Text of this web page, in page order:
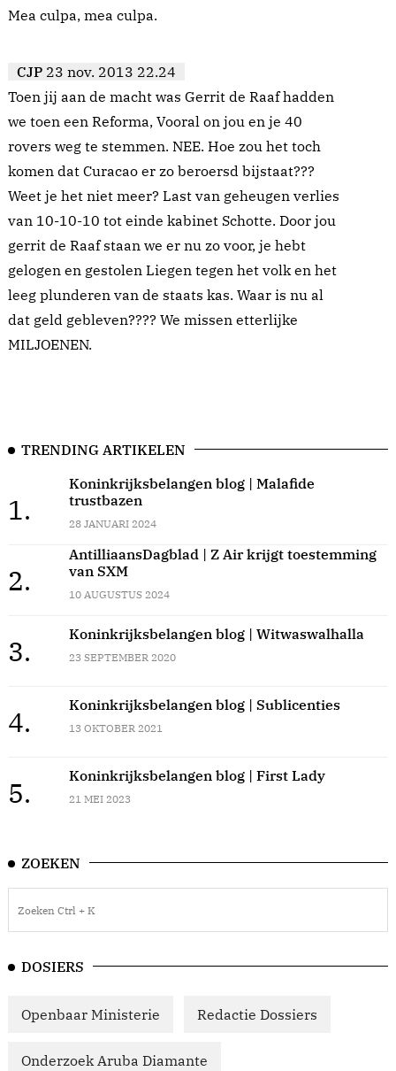
Mea culpa, mea culpa.
CJP 23 nov. 2013 22.24
Toen jij aan de macht was Gerrit de Raaf hadden
we toen een Reforma, Vooral on jou en je 40
rovers weg te stemmen. NEE. Hoe zou het toch
komen dat Curacao er zo beroersd bijstaat???
Weet je het niet meer? Last van geheugen verlies
van 10-10-10 tot einde kabinet Schotte. Door jou
gerrit de Raaf staan we er nu zo voor, je hebt
gelogen en gestolen Liegen tegen het volk en het
leeg plunderen van de staats kas. Waar is nu al
dat geld gebleven???? We missen etterlijke
MILJOENEN.
TRENDING ARTIKELEN
1.
Koninkrijksbelangen blog | Malafide
trustbazen
28 JANUARI 2024
2.
AntilliaansDagblad | Z Air krijgt toestemming
van SXM
10 AUGUSTUS 2024
3.
Koninkrijksbelangen blog | Witwaswalhalla
23 SEPTEMBER 2020
4.
Koninkrijksbelangen blog | Sublicenties
13 OKTOBER 2021
5.
Koninkrijksbelangen blog | First Lady
21 MEI 2023
ZOEKEN
DOSIERS
Openbaar Ministerie Redactie Dossiers
Onderzoek Aruba Diamante